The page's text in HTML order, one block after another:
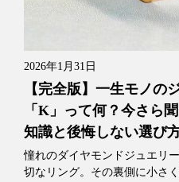
2026年1月31日
【完全版】一生モノの
「K」って何？今さら
知識と後悔しない選び
憧れのダイヤモンドジュエリ
切なリング。その裏側に小さ